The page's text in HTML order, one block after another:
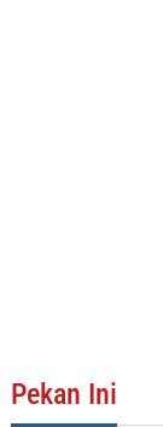
Pekan Ini